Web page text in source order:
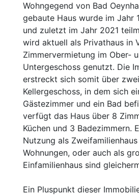
Wohngegend von Bad
gebaute Haus wurde im Jahr
und zuletzt im Jahr 2021
wird aktuell als Privathaus in
Zimmervermietung im Ober-
Untergeschoss genutzt. Die
erstreckt sich somit über
Kellergeschoss, in dem sich
Gästezimmer und ein Bad
verfügt das Haus über 8
Küchen und 3 Badezimmern.
Nutzung als
Wohnungen, oder auch als
Einfamilienhaus sind
Ein Pluspunkt dieser